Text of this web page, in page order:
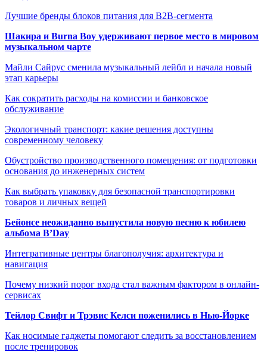
Лучшие бренды блоков питания для B2B-сегмента
Шакира и Burna Boy удерживают первое место в мировом
музыкальном чарте
Майли Сайрус сменила музыкальный лейбл и начала новый
этап карьеры
Как сократить расходы на комиссии и банковское
обслуживание
Экологичный транспорт: какие решения доступны
современному человеку
Обустройство производственного помещения: от подготовки
основания до инженерных систем
Как выбрать упаковку для безопасной транспортировки
товаров и личных вещей
Бейонсе неожиданно выпустила новую песню к юбилею
альбома B’Day
Интегративные центры благополучия: архитектура и
навигация
Почему низкий порог входа стал важным фактором в онлайн-
сервисах
Тейлор Свифт и Трэвис Келси поженились в Нью-Йорке
Как носимые гаджеты помогают следить за восстановлением
после тренировок